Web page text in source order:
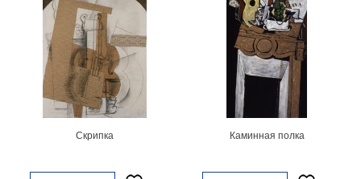
Скрипка Каминная полка